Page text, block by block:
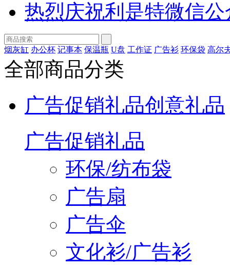
热烈庆祝利是特微信
烟灰缸 办公杯 记事本 保温瓶 U盘 工作证 广告衫 环保袋 高尔
全部商品分类
广告促销礼品创意礼品
广告促销礼品
环保/纺布袋
广告扇
广告伞
文化衫/广告衫